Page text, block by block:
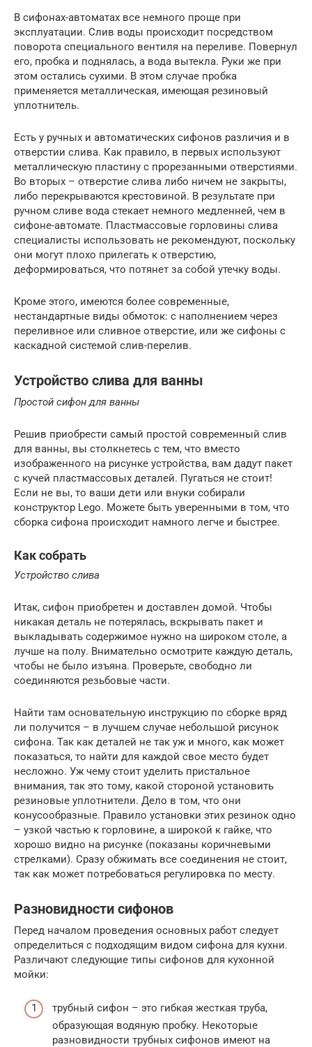
В сифонах-автоматах все немного проще при
эксплуатации. Слив воды происходит посредством
поворота специального вентиля на переливе. Повернул
его, пробка и поднялась, а вода вытекла. Руки же при
этом остались сухими. В этом случае пробка
применяется металлическая, имеющая резиновый
уплотнитель.
Есть у ручных и автоматических сифонов различия и в
отверстии слива. Как правило, в первых используют
металлическую пластину с прорезанными отверстиями.
Во вторых – отверстие слива либо ничем не закрыты,
либо перекрываются крестовиной. В результате при
ручном сливе вода стекает немного медленней, чем в
сифоне-автомате. Пластмассовые горловины слива
специалисты использовать не рекомендуют, поскольку
они могут плохо прилегать к отверстию,
деформироваться, что потянет за собой утечку воды.
Кроме этого, имеются более современные,
нестандартные виды обмоток: с наполнением через
переливное или сливное отверстие, или же сифоны с
каскадной системой слив-перелив.
Устройство слива для ванны
Простой сифон для ванны
Решив приобрести самый простой современный слив
для ванны, вы столкнетесь с тем, что вместо
изображенного на рисунке устройства, вам дадут пакет
с кучей пластмассовых деталей. Пугаться не стоит!
Если не вы, то ваши дети или внуки собирали
конструктор Lego. Можете быть уверенными в том, что
сборка сифона происходит намного легче и быстрее.
Как собрать
Устройство слива
Итак, сифон приобретен и доставлен домой. Чтобы
никакая деталь не потерялась, вскрывать пакет и
выкладывать содержимое нужно на широком столе, а
лучше на полу. Внимательно осмотрите каждую деталь,
чтобы не было изъяна. Проверьте, свободно ли
соединяются резьбовые части.
Найти там основательную инструкцию по сборке вряд
ли получится – в лучшем случае небольшой рисунок
сифона. Так как деталей не так уж и много, как может
показаться, то найти для каждой свое место будет
несложно. Уж чему стоит уделить пристальное
внимания, так это тому, какой стороной установить
резиновые уплотнители. Дело в том, что они
конусообразные. Правило установки этих резинок одно
– узкой частью к горловине, а широкой к гайке, что
хорошо видно на рисунке (показаны коричневыми
стрелками). Сразу обжимать все соединения не стоит,
так как может потребоваться регулировка по месту.
Разновидности сифонов
Перед началом проведения основных работ следует
определиться с подходящим видом сифона для кухни.
Различают следующие типы сифонов для кухонной
мойки:
трубный сифон – это гибкая жесткая труба,
образующая водяную пробку. Некоторые
разновидности трубных сифонов имеют на